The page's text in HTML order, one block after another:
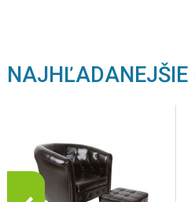
NAJHĽADANEJŠIE